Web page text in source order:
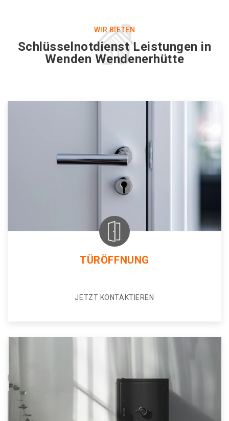
WIR BIETEN
Schlüsselnotdienst Leistungen in
Wenden Wendenerhütte
TÜRÖFFNUNG
JETZT KONTAKTIEREN